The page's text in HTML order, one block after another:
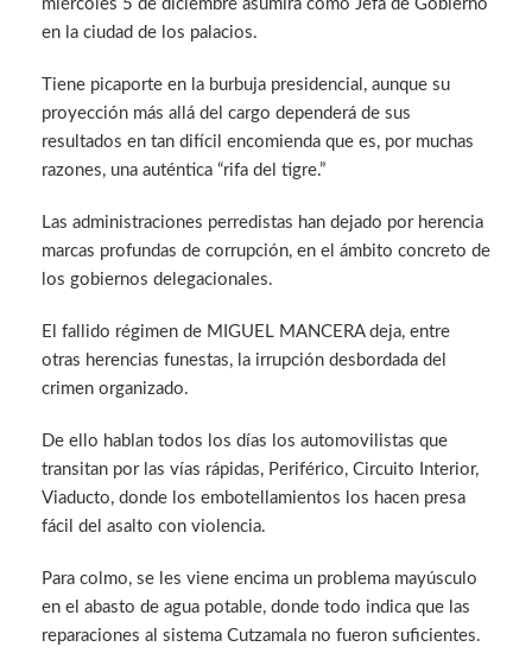
miércoles 5 de diciembre asumirá como Jefa de Gobierno
en la ciudad de los palacios.
Tiene picaporte en la burbuja presidencial, aunque su
proyección más allá del cargo dependerá de sus
resultados en tan difícil encomienda que es, por muchas
razones, una auténtica “rifa del tigre.”
Las administraciones perredistas han dejado por herencia
marcas profundas de corrupción, en el ámbito concreto de
los gobiernos delegacionales.
El fallido régimen de MIGUEL MANCERA deja, entre
otras herencias funestas, la irrupción desbordada del
crimen organizado.
De ello hablan todos los días los automovilistas que
transitan por las vías rápidas, Periférico, Circuito Interior,
Viaducto, donde los embotellamientos los hacen presa
fácil del asalto con violencia.
Para colmo, se les viene encima un problema mayúsculo
en el abasto de agua potable, donde todo indica que las
reparaciones al sistema Cutzamala no fueron suficientes.